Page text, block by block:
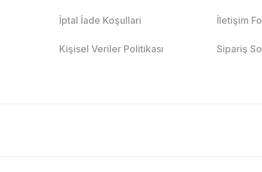
İptal İade Koşullari
Kişisel Veriler Politikası
İletişim
Sipariş